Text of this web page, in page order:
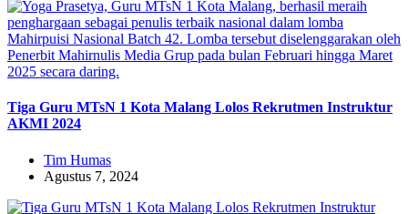
Tiga Guru MTsN 1 Kota Malang Lolos Rekrutmen Instruktur
AKMI 2024
Tim Humas
Agustus 7, 2024